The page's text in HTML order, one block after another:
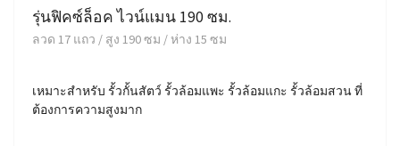
รุ่นฟิคซ์ล็อค ไวน์แมน 190 ซม.
ลวด 17 แถว / สูง 190 ซม / ห่าง 15 ซม
เหมาะสำหรับ รั้วกั้นสัตว์ รั้วล้อมแพะ รั้วล้อมแกะ รั้วล้อมสวน ที่
ต้องการความสูงมาก